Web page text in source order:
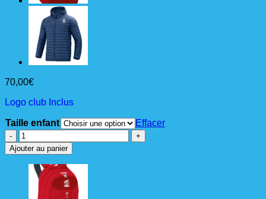
70,00€
Logo club Inclus
Taille enfant
Effacer
quantité
de
DOUDOUNE
STEPP
Junior
Ajouter au panier